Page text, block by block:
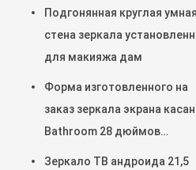
Подгонянная круглая умная
стена зеркала
для макияжа дам
Форма изготовленного на
заказ зеркала экрана
Bathroom 28 дюймов
прямоугольная
Зеркало ТВ андроида 21,5